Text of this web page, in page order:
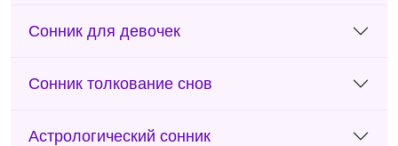
Сонник для девочек
Сонник толкование снов
Астрологический сонник